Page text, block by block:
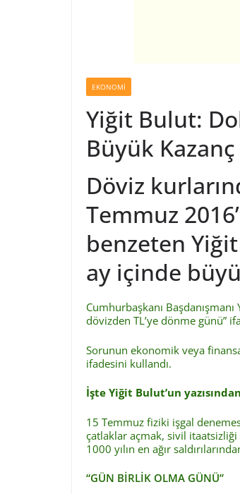
EKONOMI
Yiğit Bulut:
Büyük
Döviz
Temmuz
benzeten
ay içinde
Cumhurbaşkanı
dövizden TL’ye dönme günü”
Sorunun ekonomik veya
ifadesini kullandı.
İşte Yiğit Bulut’un
15 Temmuz fiziki işgal
çatlaklar açmak, sivil
1000 yılın en ağır
“GÜN BİRLİK OLMA GÜNÜ”